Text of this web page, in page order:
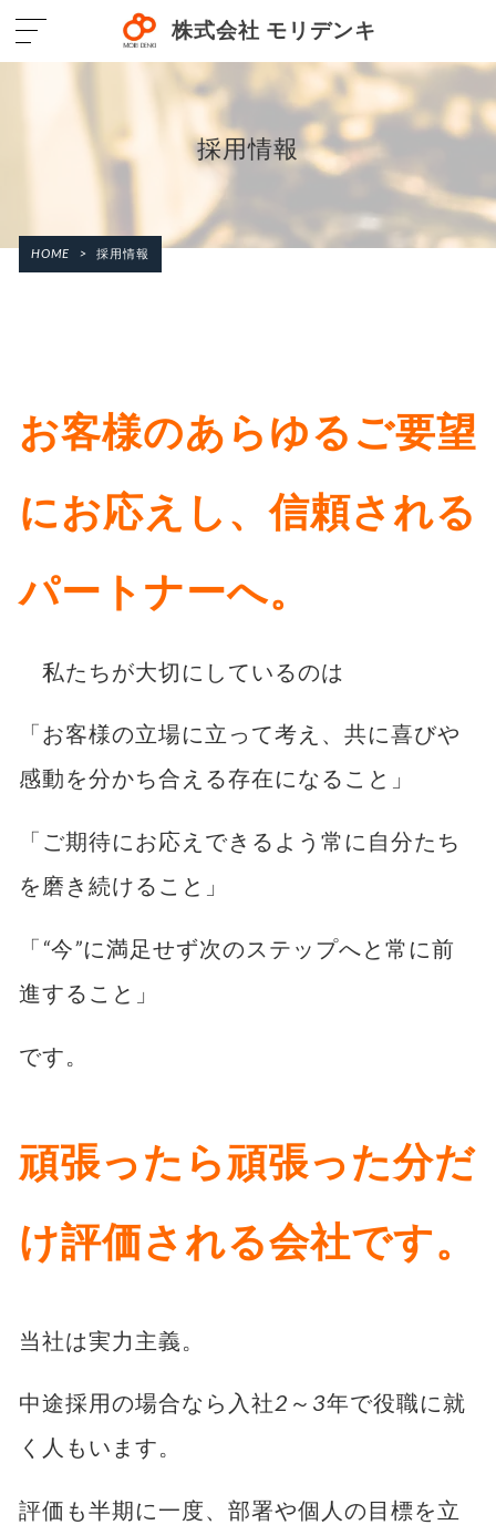
株式会社 モリデンキ
採用情報
HOME > 採用情報
お客様のあらゆるご要望
にお応えし、信頼される
パートナーへ。
私たちが大切にしているのは
「お客様の立場に立って考え、共に喜びや
感動を分かち合える存在になること」
「ご期待にお応えできるよう常に自分たち
を磨き続けること」
「“今”に満足せず次のステップへと常に前
進すること」
です。
頑張ったら頑張った分だ
け評価される会社です。
当社は実力主義。
中途採用の場合なら入社2～3年で役職に就
く人もいます。
評価も半期に一度、部署や個人の目標を立